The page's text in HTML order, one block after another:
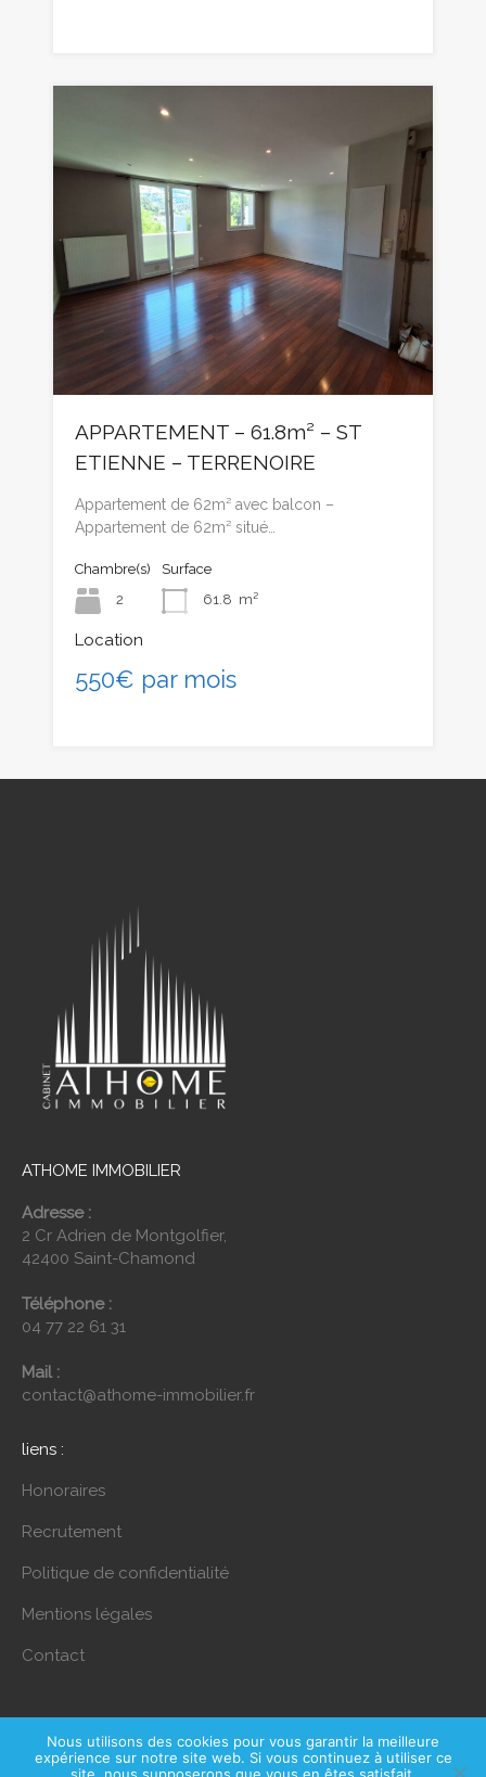
APPARTEMENT – 61.8m² – ST
ETIENNE – TERRENOIRE
Appartement de 62m² avec balcon –
Appartement de 62m² situé…
Chambre(s)
2
Surface
61.8 m²
Location
550€ par mois
ATHOME IMMOBILIER
Adresse :
2 Cr Adrien de Montgolfier,
42400 Saint-Chamond
Téléphone :
04 77 22 61 31
Mail :
contact@athome-immobilier.fr
liens :
Honoraires
Recrutement
Politique de confidentialité
Mentions légales
Contact
©2024 Mahymedia
Nous utilisons des cookies pour vous garantir la meilleure
expérience sur notre site web. Si vous continuez à utiliser ce